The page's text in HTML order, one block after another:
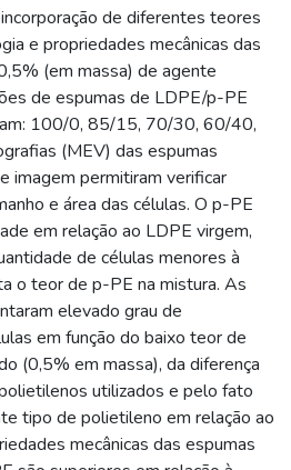
de diferentes teores
e propriedades mecânicas das
(em massa) de agente
de espumas de LDPE/p-PE
100/0, 85/15, 70/30, 60/40,
(MEV) das espumas
imagem permitiram verificar
e área das células. O p-PE
em relação ao LDPE virgem,
de células menores à
o teor de p-PE na mistura. As
elevado grau de
em função do baixo teor de
(0,5% em massa), da diferença
utilizados e pelo fato
tipo de polietileno em relação ao
mecânicas das espumas